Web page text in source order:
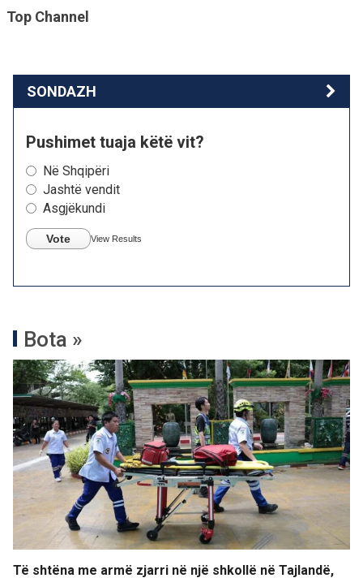
Top Channel
SONDAZH
Pushimet tuaja këtë vit?
Në Shqipëri
Jashtë vendit
Asgjëkundi
Vote View Results
Bota »
Të shtëna me armë zjarri në një shkollë në Tajlandë,